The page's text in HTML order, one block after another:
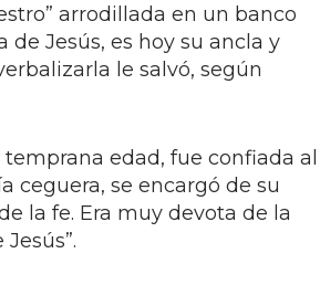
arrodillada en un banco
Jesús, es hoy su ancla y
le salvó, según
edad, fue confiada al
ceguera, se encargó de su
la fe. Era muy devota de la